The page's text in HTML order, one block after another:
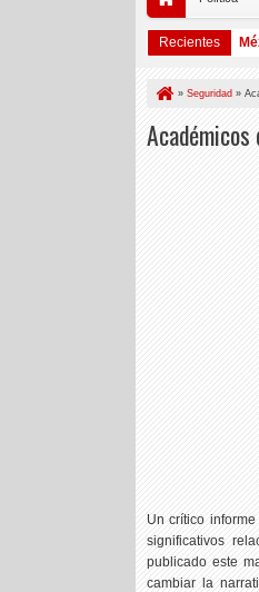
Recientes
Pardo (1962): Presidenta de México
» Seguridad »
Un crítico
significativos
publicado este
cambiar la